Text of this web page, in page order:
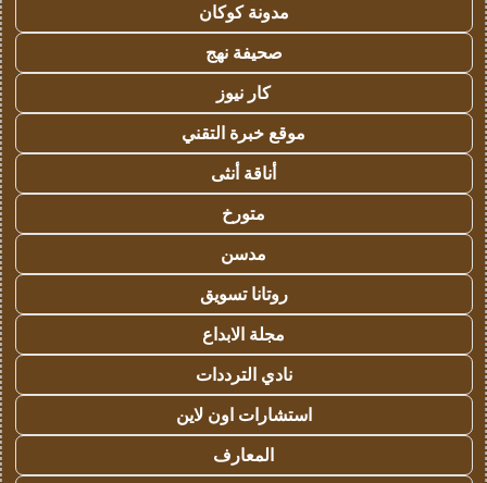
مدونة كوكان
صحيفة نهج
كار نيوز
موقع خبرة التقني
أناقة أنثى
متورخ
مدسن
روتانا تسويق
مجلة الابداع
نادي الترددات
استشارات اون لاين
المعارف